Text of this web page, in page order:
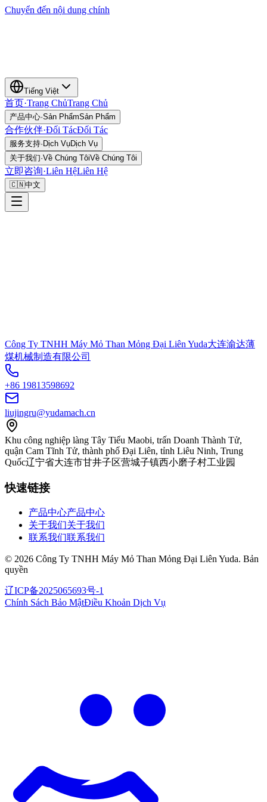
Chuyển đến nội dung chính
Tiếng Việt
首页·Trang ChủTrang Chủ
产品中心·Sản PhẩmSản Phẩm
合作伙伴·Đối TácĐối Tác
服务支持· Dịch VụDịch Vụ
关于我们·Về Chúng TôiVề Chúng Tôi
立即咨询·Liên HệLiên Hệ
🇨🇳中文
Công Ty TNHH Máy Mỏ Than Mỏng Đại Liên Yuda大连渝达薄
煤机械制造有限公司
+86 19813598692
liujingru@yudamach.cn
Khu công nghiệp làng Tây Tiểu Maobi, trấn Doanh Thành Tử,
quận Cam Tĩnh Tử, thành phố Đại Liên, tỉnh Liêu Ninh, Trung
Quốc辽宁省大连市甘井子区营城子镇西小磨子村工业园
快速链接
产品中心产品中心
关于我们关于我们
联系我们联系我们
© 2026 Công Ty TNHH Máy Mỏ Than Mỏng Đại Liên Yuda. Bản
quyền
辽ICP备2025065693号-1
Chính Sách Bảo MậtĐiều Khoản Dịch Vụ